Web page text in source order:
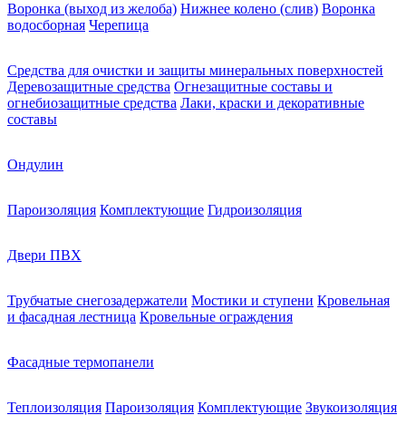
Воронка (выход из желоба) Нижнее колено (слив) Воронка
водосборная Черепица
Средства для очистки и защиты минеральных поверхностей
Деревозащитные средства Огнезащитные составы и
огнебиозащитные средства Лаки, краски и декоративные
составы
Ондулин
Пароизоляция Комплектующие Гидроизоляция
Двери ПВХ
Трубчатые снегозадержатели Мостики и ступени Кровельная
и фасадная лестница Кровельные ограждения
Фасадные термопанели
Теплоизоляция Пароизоляция Комплектующие Звукоизоляция